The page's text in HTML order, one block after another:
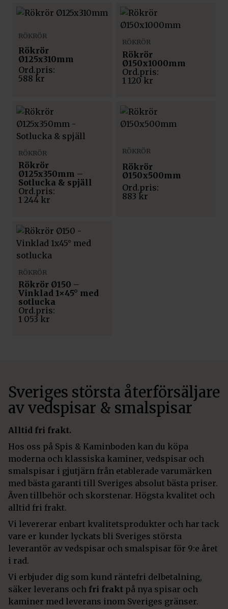
RÖKRÖR
Rökrör
Ø125x310mm
588 kr
RÖKRÖR
Rökrör
Ø150x1000mm
1 120kr
RÖKRÖR
Rökrör
Ø125x350mm –
Sotlucka & spjäll
1 244 kr
RÖKRÖR
Rökrör
Ø150x500mm
883 kr
RÖKRÖR
Rökrör Ø150 –
Vinklad 1×45° med
sotlucka
1 053 kr
Sveriges största återförsäljare
av vedspisar & smalspisar
Alltid fri frakt.
Hos oss på Spis & Kaminboden kan du köpa
moderna och klassiska kaminer, vedspisar och
smalspisar i gjutjärn från etablerade varumärken
med bästa garanti till Sveriges absolut bästa priser.
Även tillbehör och skorstenar. Högsta kvalitet och
alltid fri frakt.
Vi levererar enbart kvalitetsprodukter och har tack
vare er kunder lyckats bli Sveriges största
leverantör av vedspisar och smalspisar för 9:e året
i rad.
Vi erbjuder dig som kund räntefri delbetalning,
säker leverans och fri frakt på nya spisar och
kaminer med leverans inom Sveriges gränser.